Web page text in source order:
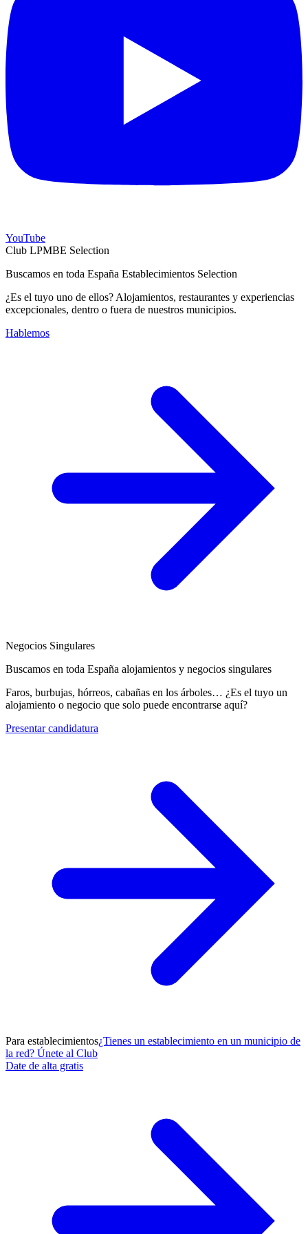
YouTube
Club LPMBE Selection
Buscamos en toda España Establecimientos Selection
¿Es el tuyo uno de ellos? Alojamientos, restaurantes y experiencias
excepcionales, dentro o fuera de nuestros municipios.
Hablemos
Negocios Singulares
Buscamos en toda España alojamientos y negocios singulares
Faros, burbujas, hórreos, cabañas en los árboles… ¿Es el tuyo un
alojamiento o negocio que solo puede encontrarse aquí?
Presentar candidatura
Para establecimientos¿Tienes un establecimiento en un municipio de
la red? Únete al Club
Date de alta gratis